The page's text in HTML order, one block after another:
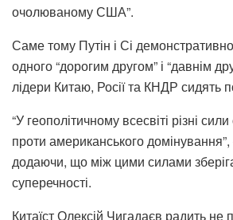
очолюваному США”.
Саме тому Путін і Сі
одного “дорогим другом” і “давнім
лідери Китаю, Росії та КНДР сидять
“У геополітичному всесвіті різні
проти американського
додаючи, що між цими силами
суперечності.
Китаїст Олексій Чигадаєв радить не